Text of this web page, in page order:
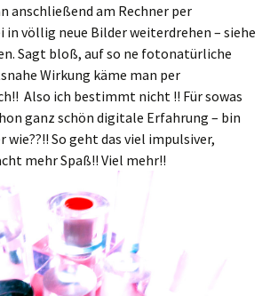
anschließend am Rechner per
völlig neue Bilder weiterdrehen – siehe
Sagt bloß, auf so ne fotonatürliche
Wirkung käme man per
Also ich bestimmt nicht !! Für sowas
ganz schön digitale Erfahrung – bin
wie??!! So geht das viel impulsiver,
mehr Spaß!! Viel mehr!!